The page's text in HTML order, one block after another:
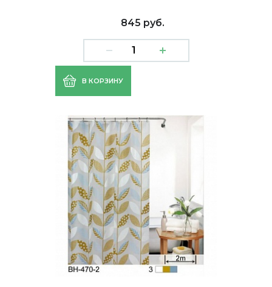
845 руб.
В КОРЗИНУ